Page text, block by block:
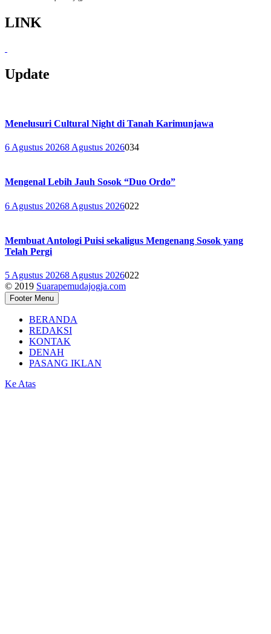
LINK
Update
Menelusuri Cultural Night di Tanah Karimunjawa
6 Agustus 20268 Agustus 2026034
Mengenal Lebih Jauh Sosok “Duo Ordo”
6 Agustus 20268 Agustus 2026022
Membuat Antologi Puisi sekaligus Mengenang Sosok yang
Telah Pergi
5 Agustus 20268 Agustus 2026022
© 2019 Suarapemudajogja.com
Footer Menu
BERANDA
REDAKSI
KONTAK
DENAH
PASANG IKLAN
Ke Atas